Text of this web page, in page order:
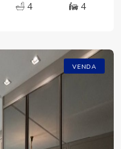
4 4
VENDA